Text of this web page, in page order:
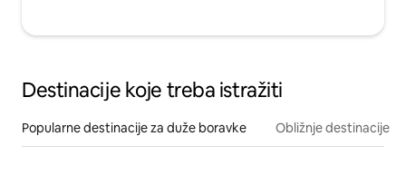
Destinacije koje treba istražiti
Popularne destinacije za duže boravke Obližnje destinacije